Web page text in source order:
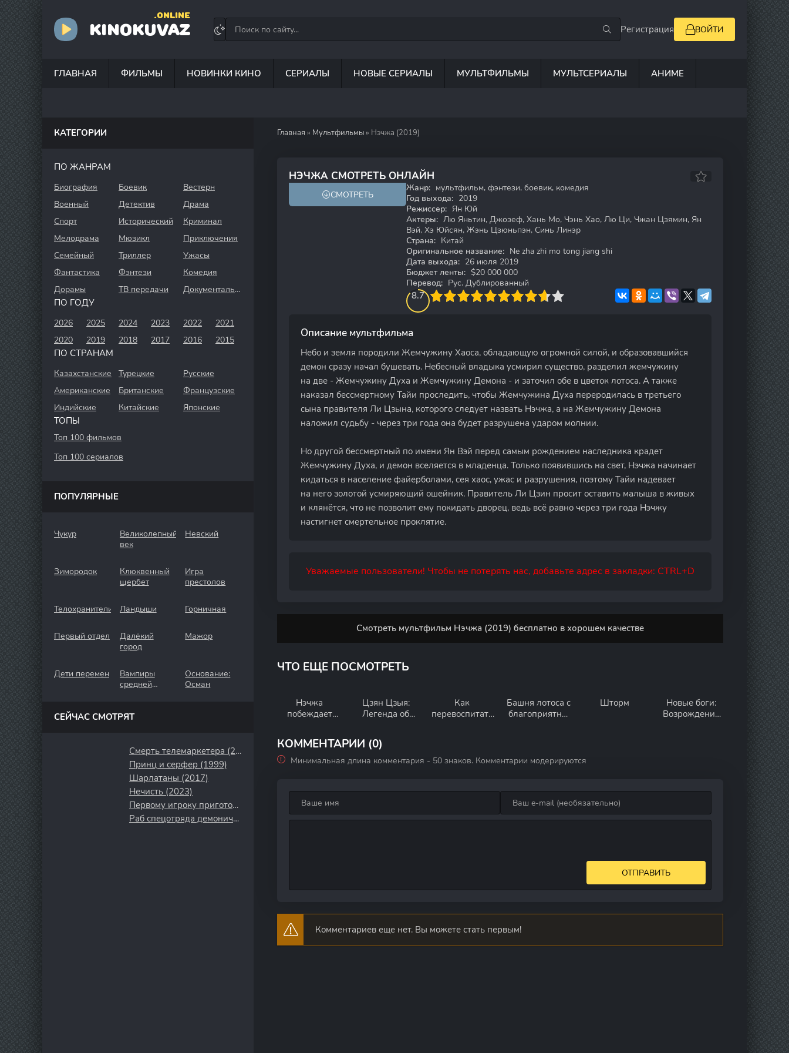
KINOKUVAZ
.ONLINE
Регистрация ВОЙТИ
ГЛАВНАЯ ФИЛЬМЫ НОВИНКИ КИНО СЕРИАЛЫ НОВЫЕ СЕРИАЛЫ МУЛЬТФИЛЬМЫ МУЛЬТСЕРИАЛЫ АНИМЕ
Главная » Мультфильмы » Нэчжа (2019)
НЭЧЖА СМОТРЕТЬ ОНЛАЙН
7.3 7.3
СМОТРЕТЬ
Жанр: мультфильм, фэнтези, боевик, комедия
Год выхода: 2019
Режиссер: Ян Юй
Актеры: Лю Яньтин, Джозеф, Хань Мо, Чэнь Хао, Лю Ци, Чжан Цзямин, Ян
Вэй, Хэ Юйсян, Жэнь Цзюньпэн, Синь Линэр
Страна: Китай
Оригинальное название: Ne zha zhi mo tong jiang shi
Дата выхода: 26 июля 2019
Бюджет ленты: $20 000 000
Перевод: Рус. Дублированный
8.7
4 5 6 7 8 9 10
Описание мультфильма
Небо и земля породили Жемчужину Хаоса, обладающую огромной силой, и образовавшийся
демон сразу начал бушевать. Небесный владыка усмирил существо, разделил жемчужину
на две - Жемчужину Духа и Жемчужину Демона - и заточил обе в цветок лотоса. А также
наказал бессмертному Тайи проследить, чтобы Жемчужина Духа переродилась в третьего
сына правителя Ли Цзына, которого следует назвать Нэчжа, а на Жемчужину Демона
наложил судьбу - через три года она будет разрушена ударом молнии.
Но другой бессмертный по имени Ян Вэй перед самым рождением наследника крадет
Жемчужину Духа, и демон вселяется в младенца. Только появившись на свет, Нэчжа начинает
кидаться в население файерболами, сея хаос, ужас и разрушения, поэтому Тайи надевает
на него золотой усмиряющий ошейник. Правитель Ли Цзин просит оставить малыша в живых
и клянётся, что не позволит ему покидать дворец, ведь всё равно через три года Нэчжу
настигнет смертельное проклятие.
Уважаемые пользователи! Чтобы не потерять нас, добавьте адрес в закладки: CTRL+D
Смотреть мультфильм Нэчжа (2019) бесплатно в хорошем качестве
ЧТО ЕЩЕ ПОСМОТРЕТЬ
Нэчжа
побеждает
Цзян Цзыя:
Легенда об
Как
перевоспитать
Башня лотоса с
благоприятны
Шторм
Новые боги:
Возрождение
КОММЕНТАРИИ (0)
Минимальная длина комментария - 50 знаков. Комментарии модерируются
ОТПРАВИТЬ
Комментариев еще нет. Вы можете стать первым!
КАТЕГОРИИ
ПО ЖАНРАМ
Биография Боевик
Вестерн
Военный
Детектив
Драма
Спорт
Исторический
Криминал
Мелодрама
Мюзикл
Приключения
Семейный
Триллер
Ужасы
Фантастика
Фэнтези
Комедия
Дорамы
ТВ передачи Документальный
ПО ГОДУ
2026 2025 2024 2023 2022
2021
2020
2019 2018 2017 2016 2015
ПО СТРАНАМ
Казахстанские Турецкие
Русские
Американские
Британские
Французские
Индийские
Китайские Японские
ТОПЫ
Топ 100 фильмов
Топ 100 сериалов
ПОПУЛЯРНЫЕ
Чукур
Великолепный
век
Невский
Зимородок
Клюквенный
щербет
Игра
престолов
Телохранители Ландыши Горничная
Первый отдел
Далёкий
город
Мажор
Дети перемен
Вампиры
средней
Основание:
Осман
СЕЙЧАС СМОТРЯТ
Смерть телемаркетера (2020)
Принц и серфер (1999)
Шарлатаны (2017)
Нечисть (2023)
Первому игроку приготовиться (2018)
Раб спецотряда демонического города (2024)